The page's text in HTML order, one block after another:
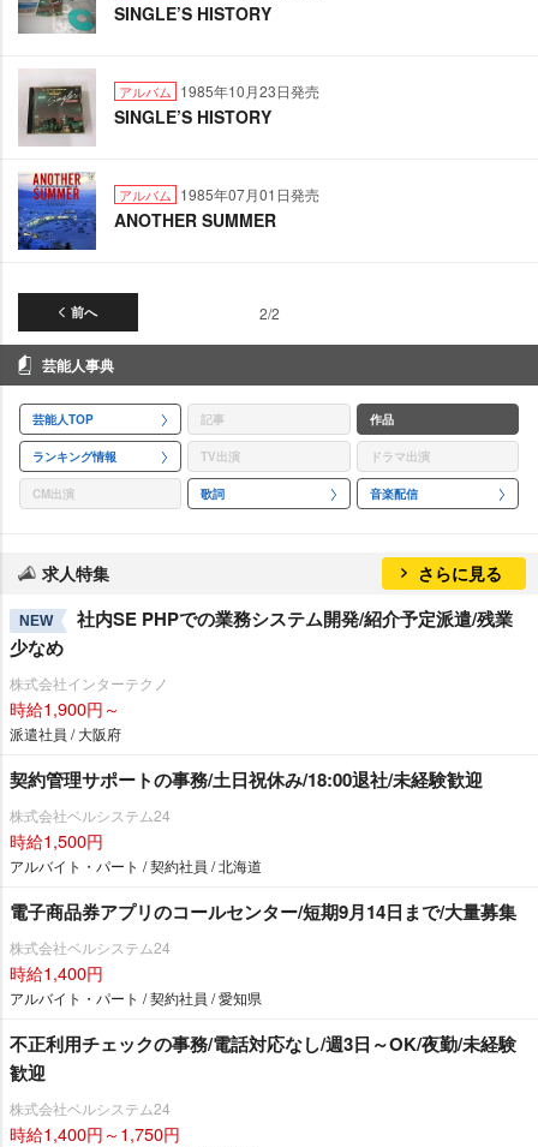
SINGLE’S HISTORY
アルバム 1985年10月23日発売
SINGLE’S HISTORY
アルバム 1985年07月01日発売
ANOTHER SUMMER
前へ 2/2
芸能人事典
芸能人TOP 記事 作品
ランキング情報 TV出演 ドラマ出演
CM出演 歌詞 音楽配信
求人特集 さらに見る
NEW
社内SE PHPでの業務システム開発/紹介予定派遣/残業
少なめ
株式会社インターテクノ
時給1,900円～
派遣社員 / 大阪府
契約管理サポートの事務/土日祝休み/18:00退社/未経験歓迎
株式会社ベルシステム24
時給1,500円
アルバイト・パート / 契約社員 / 北海道
電子商品券アプリのコールセンター/短期9月14日まで/大量募集
株式会社ベルシステム24
時給1,400円
アルバイト・パート / 契約社員 / 愛知県
不正利用チェックの事務/電話対応なし/週3日～OK/夜勤/未経験
歓迎
株式会社ベルシステム24
時給1,400円～1,750円